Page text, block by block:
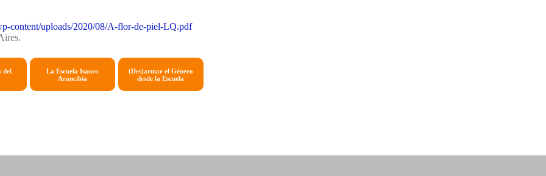
content/uploads/2020/08/A-flor-de-piel-LQ.pdf
del
La Escuela Isauro
Arancibia
(Des)armar el Género
desde la Escuela